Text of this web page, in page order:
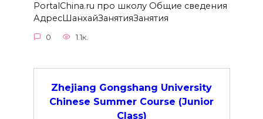
PortalChina.ru про школу Общие сведения
АдресШанхайЗанятияЗанятия
0 1.1к.
Zhejiang Gongshang University
Chinese Summer Course (Junior
Class)